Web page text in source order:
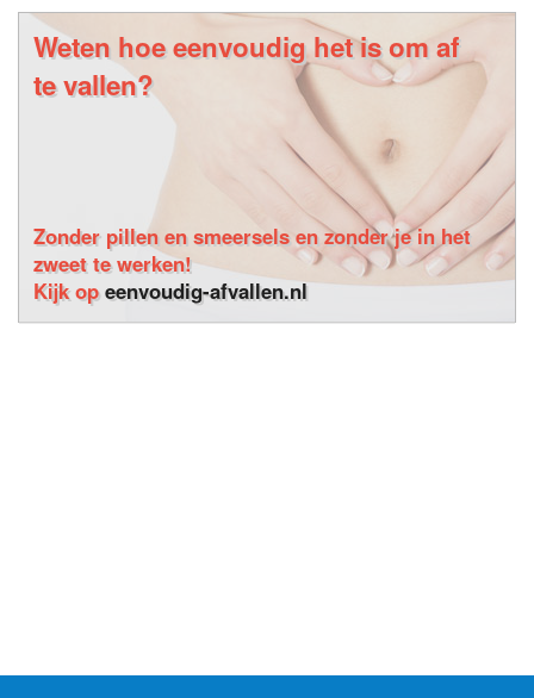
Weten hoe eenvoudig het is om af
te vallen?
Zonder pillen en smeersels en zonder je in het
zweet te werken!
Kijk opeenvoudig-afvallen.nl